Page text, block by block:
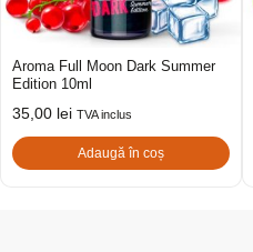
Aroma Full Moon Dark Summer
Edition 10ml
35,00 lei TVA inclus
Adaugă în coș